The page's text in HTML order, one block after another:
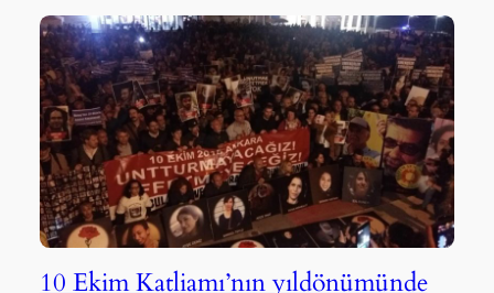
10 Ekim Katliamı’nın yıldönümünde